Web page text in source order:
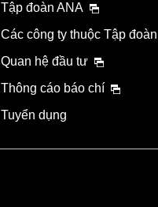
Tập đoàn ANA
Các công ty thuộc Tập đoàn
Quan hệ đầu tư
Thông cáo báo chí
Tuyển dụng